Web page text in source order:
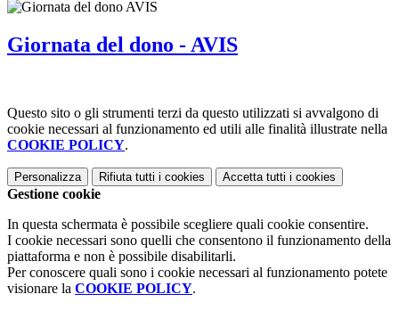
Giornata del dono - AVIS
Questo sito o gli strumenti terzi da questo utilizzati si avvalgono di
cookie necessari al funzionamento ed utili alle finalità illustrate nella
COOKIE POLICY.
Personalizza Rifiuta tutti i cookies Accetta tutti i cookies
Gestione cookie
In questa schermata è possibile scegliere quali cookie consentire.
I cookie necessari sono quelli che consentono il funzionamento della
piattaforma e non è possibile disabilitarli.
Per conoscere quali sono i cookie necessari al funzionamento potete
visionare la COOKIE POLICY.